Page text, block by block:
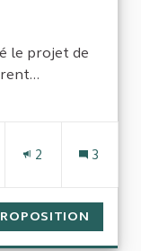
le projet de
Auvergne Rhône-
2 3